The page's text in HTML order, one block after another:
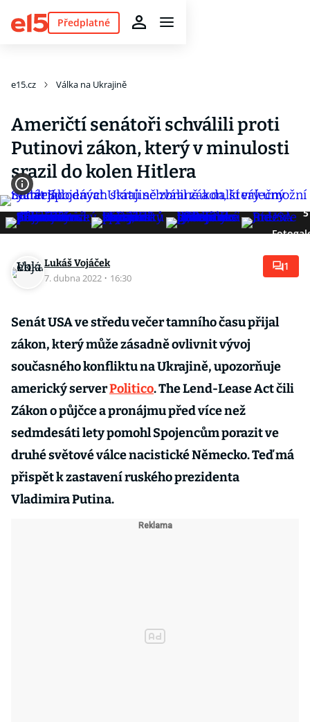
Předplatné
e15.cz Válka na Ukrajině
Američtí senátoři schválili proti
Putinovi zákon, který v minulosti
srazil do kolen Hitlera
5
Lukáš Vojáček
7. dubna 2022 · 16:30
1
Senát USA ve středu večer tamního času přijal
zákon, který může zásadně ovlivnit vývoj
současného konfliktu na Ukrajině, upozorňuje
americký serverPolitico. The Lend-Lease Act čili
Zákon o půjčce a pronájmu před více než
sedmdesáti lety pomohl Spojencům porazit ve
druhé světové válce nacistické Německo. Teď má
přispět k zastavení ruského prezidenta
Vladimira Putina.